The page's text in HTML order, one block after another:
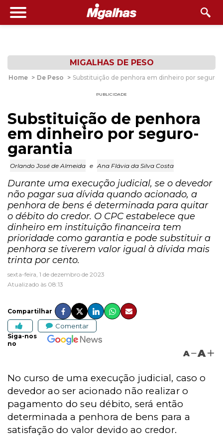
MIGALHAS DE PESO
Home > De Peso > Substituição de penhora em dinheiro por
PUBLICIDADE
Substituição de penhora
em dinheiro por seguro-
garantia
Orlando José de Almeida e Ana Flávia da Silva Costa
Durante uma execução judicial, se o devedor
não pagar sua dívida quando acionado, a
penhora de bens é determinada para quitar
o débito do credor. O CPC estabelece que
dinheiro em instituição financeira tem
prioridade como garantia e pode substituir a
penhora se tiverem valor igual à dívida mais
trinta por cento.
sexta-feira, 1 de dezembro de 2023
Atualizado às 08:13
Compartilhar
Comentar
Siga-nos
no
A A
No curso de uma execução judicial, caso o
devedor ao ser acionado não realizar o
pagamento do seu débito, será então
determinada a penhora de bens para a
satisfação do valor devido ao credor.